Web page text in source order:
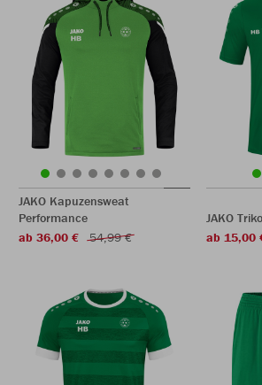
JAKO Kapuzensweat
Performance
ab 36,00 €
54,99 €
JAKO
ab 15,00